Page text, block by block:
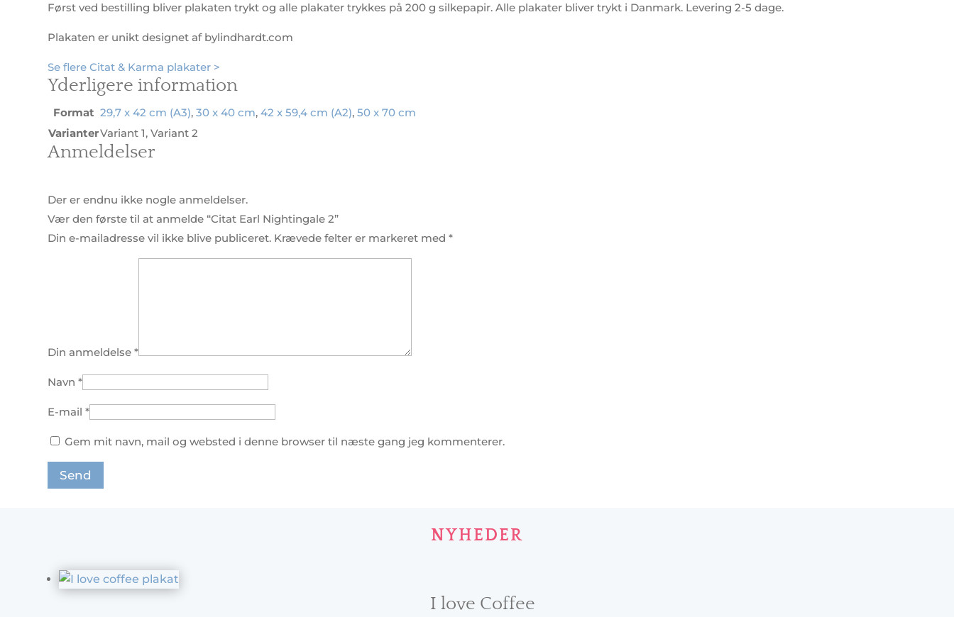
Først ved bestilling bliver plakaten trykt og alle plakater trykkes på 200 g silkepapir. Alle plakater bliver trykt i Danmark. Levering 2-5 dage.
Plakaten er unikt designet af bylindhardt.com
Se flere Citat & Karma plakater >
Yderligere information
Format 29,7 x 42 cm (A3),30 x 40 cm,42 x 59,4 cm (A2),50 x 70 cm
VarianterVariant 1, Variant 2
Anmeldelser
Der er endnu ikke nogle anmeldelser.
Vær den første til at anmelde “Citat Earl Nightingale 2”
Din e-mailadresse vil ikke blive publiceret. Krævede felter er markeret med*
Din anmeldelse*
Navn*
E-mail*
Gem mit navn, mail og websted i denne browser til næste gang jeg kommenterer.
NYHEDER
I love Coffee